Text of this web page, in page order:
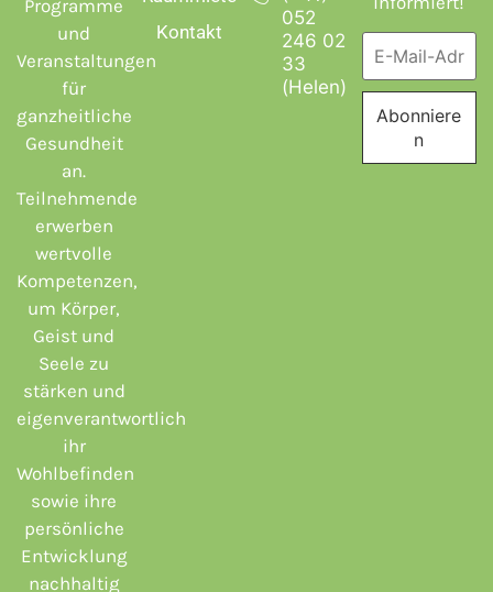
Programme
und
Veranstaltungen
für
ganzheitliche
Gesundheit
an.
Teilnehmende
erwerben
wertvolle
Kompetenzen,
um Körper,
Geist und
Seele zu
stärken und
eigenverantwortlich
ihr
Wohlbefinden
sowie ihre
persönliche
Entwicklung
nachhaltig
Kontakt
052
246 02
33
(Helen)